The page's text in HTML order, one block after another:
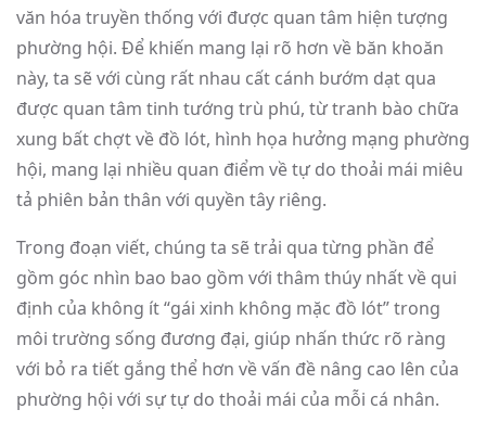
văn hóa truyền thống với được quan tâm hiện tượng
phường hội. Để khiến mang lại rõ hơn về băn khoăn
này, ta sẽ với cùng rất nhau cất cánh bướm dạt qua
được quan tâm tinh tướng trù phú, từ tranh bào chữa
xung bất chợt về đồ lót, hình họa hưởng mạng phường
hội, mang lại nhiều quan điểm về tự do thoải mái miêu
tả phiên bản thân với quyền tây riêng.
Trong đoạn viết, chúng ta sẽ trải qua từng phần để
gồm góc nhìn bao bao gồm với thâm thúy nhất về qui
định của không ít “gái xinh không mặc đồ lót” trong
môi trường sống đương đại, giúp nhấn thức rõ ràng
với bỏ ra tiết gắng thể hơn về vấn đề nâng cao lên của
phường hội với sự tự do thoải mái của mỗi cá nhân.